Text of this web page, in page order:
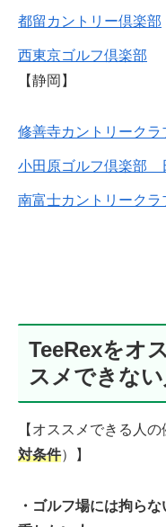
都留カントリー倶楽部
西東京ゴルフ倶楽部
【静岡】
修善寺カントリークラ
小田原ゴルフ倶楽部
南富士カントリークラ
TeeRexをオ
スメできない
【オススメできる人の
対条件）】
・ゴルフ場には拘ら